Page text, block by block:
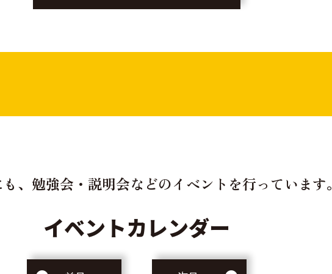
、勉強会・説明会などのイベントを行っています。
イベントカレンダー